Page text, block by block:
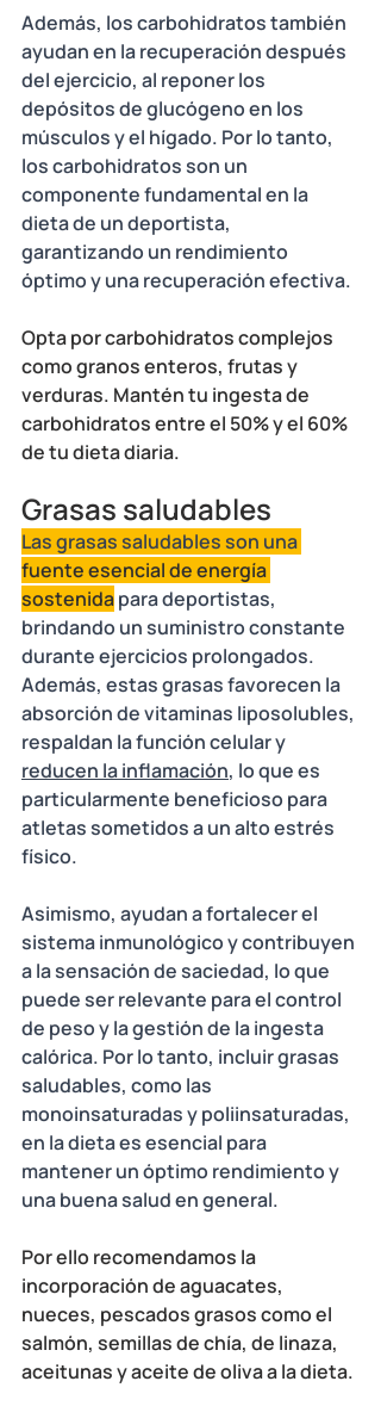
Además, los carbohidratos también
ayudan en la recuperación después
del ejercicio, al reponer los
depósitos de glucógeno en los
músculos y el hígado. Por lo tanto,
los carbohidratos son un
componente fundamental en la
dieta de un deportista,
garantizando un rendimiento
óptimo y una recuperación efectiva.
Opta por carbohidratos complejos
como granos enteros, frutas y
verduras. Mantén tu ingesta de
carbohidratos entre el 50% y el 60%
de tu dieta diaria.
Grasas saludables
Las grasas saludables son una
fuente esencial de energía
sostenida para deportistas,
brindando un suministro constante
durante ejercicios prolongados.
Además, estas grasas favorecen la
absorción de vitaminas liposolubles,
respaldan la función celular y
reducen la inflamación, lo que es
particularmente beneficioso para
atletas sometidos a un alto estrés
físico.
Asimismo, ayudan a fortalecer el
sistema inmunológico y contribuyen
a la sensación de saciedad, lo que
puede ser relevante para el control
de peso y la gestión de la ingesta
calórica. Por lo tanto, incluir grasas
saludables, como las
monoinsaturadas y poliinsaturadas,
en la dieta es esencial para
mantener un óptimo rendimiento y
una buena salud en general.
Por ello recomendamos la
incorporación de aguacates,
nueces, pescados grasos como el
salmón, semillas de chía, de linaza,
aceitunas y aceite de oliva a la dieta.